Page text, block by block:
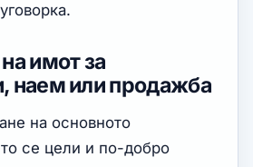
имот за
наем или продажба
на основното
се цели и по-добро